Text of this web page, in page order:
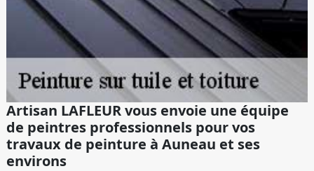
Artisan LAFLEUR vous envoie une équipe
de peintres professionnels pour vos
travaux de peinture à Auneau et ses
environs